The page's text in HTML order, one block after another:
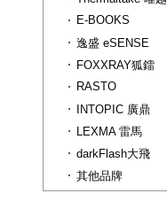
E-BOOKS
逸盛 eSENSE
FOXXRAY狐鐳
RASTO
INTOPIC 廣鼎
LEXMA 雷馬
darkFlash大飛
其他品牌